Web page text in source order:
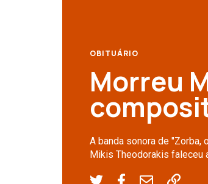
OBITUÁRIO
Morreu
A banda sonora de "Zorba,
Mikis Theodorakis faleceu